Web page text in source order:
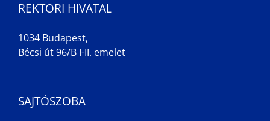
REKTORI HIVATAL
1034 Budapest,
Bécsi út 96/B I-II. emelet
SAJTÓSZOBA